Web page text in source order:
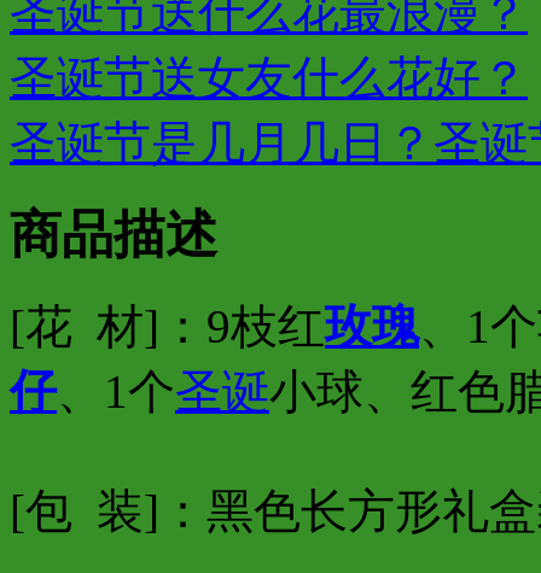
圣诞节送什么花最浪漫？
圣诞节送女友什么花好？
圣诞节是几月几日？圣
商品描述
[花 材]：9枝红玫瑰、1
仔、1个圣诞小球、红色
[包 装]：黑色长方形礼